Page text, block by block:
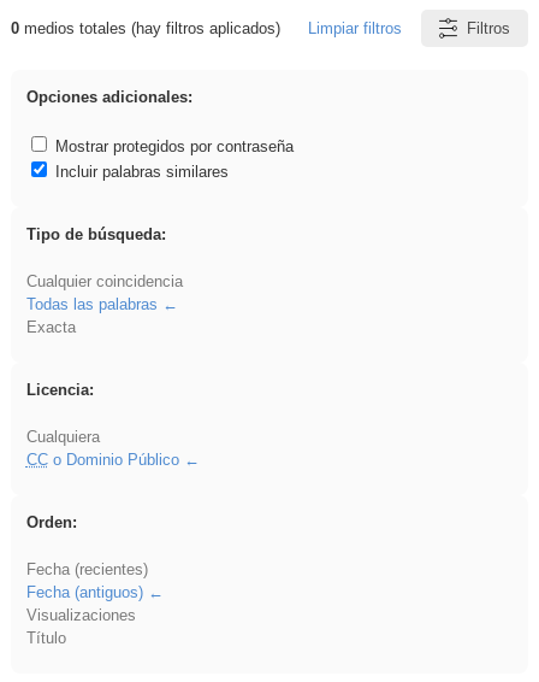
Resultados de: VDj
0medios totales (hay filtros aplicados) Limpiar filtros Filtros
Opciones adicionales:
Mostrar protegidos por contraseña
Incluir palabras similares
Tipo de búsqueda:
Cualquier coincidencia
Todas las palabras
Exacta
Licencia:
Cualquiera
CCo Dominio Público
Orden:
Fecha (recientes)
Fecha (antiguos)
Visualizaciones
Título